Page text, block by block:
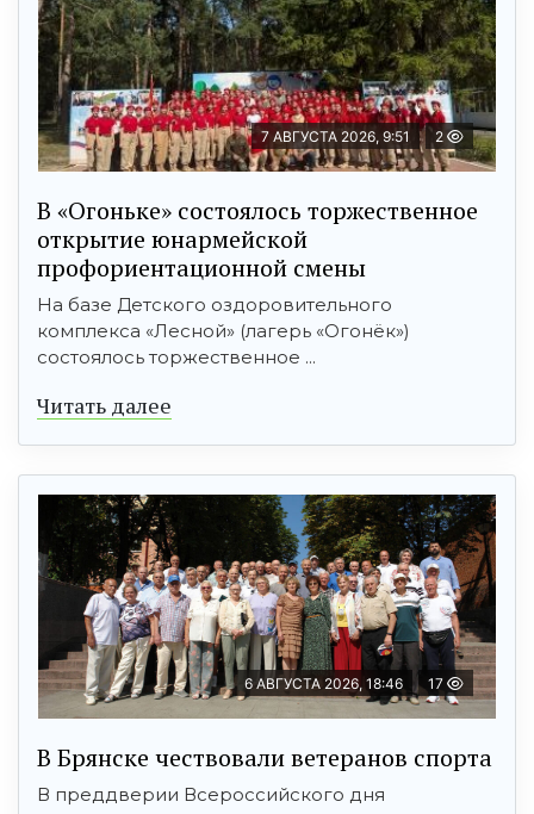
7 АВГУСТА 2026, 9:51 2
В «Огоньке» состоялось торжественное
открытие юнармейской
профориентационной смены
На базе Детского оздоровительного
комплекса «Лесной» (лагерь «Огонёк»)
состоялось торжественное ...
Читать далее
6 АВГУСТА 2026, 18:46 17
В Брянске чествовали ветеранов спорта
В преддверии Всероссийского дня